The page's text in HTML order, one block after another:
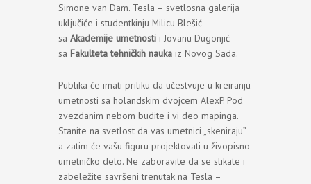
Simone van Dam. Tesla – svetlosna galerija
uključiće i studentkinju Milicu Blešić
sa Akademije umetnosti i Jovanu Dugonjić
sa Fakulteta tehničkih nauka iz Novog Sada.
Publika će imati priliku da učestvuje u kreiranju
umetnosti sa holandskim dvojcem AlexP. Pod
zvezdanim nebom budite i vi deo mapinga.
Stanite na svetlost da vas umetnici „skeniraju”
a zatim će vašu figuru projektovati u živopisno
umetničko delo. Ne zaboravite da se slikate i
zabeležite savršeni trenutak na Tesla –